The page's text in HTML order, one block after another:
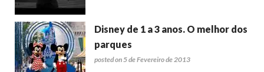
Disney de 1 a 3 anos. O melhor dos
parques
posted on 5 de Fevereiro de 2013